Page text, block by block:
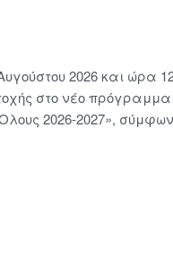
2026 και ώρα
στο νέο πρόγραμμα
2026-2027»,